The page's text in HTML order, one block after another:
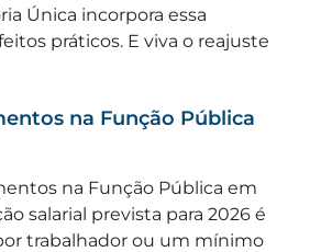
Única incorpora essa
práticos. E viva o reajuste
na Função Pública
na Função Pública em
salarial prevista para 2026 é
trabalhador ou um mínimo